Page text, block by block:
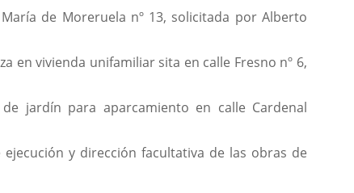
de Moreruela nº 13, solicitada por Alberto
en vivienda unifamiliar sita en calle Fresno nº 6,
jardín para aparcamiento en calle Cardenal
y dirección facultativa de las obras de